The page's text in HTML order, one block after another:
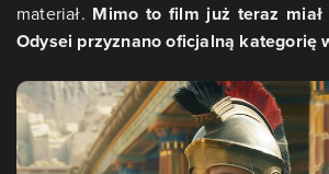
materiał. Mimo to film już teraz
Odysei przyznano oficjalną kategorię